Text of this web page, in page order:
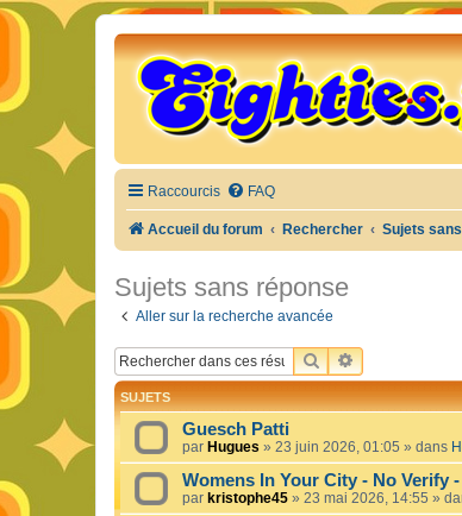
Raccourcis FAQ
Accueil du forum Rechercher Sujets
Sujets sans réponse
Aller sur la recherche avancée
RECHERCHER
RECHERCHE
SUJETS
Guesch Patti
par Hugues » 23 juin 2026, 01:05 » dans
Womens In Your City - No Verify
par kristophe45 » 23 mai 2026, 14:55 »